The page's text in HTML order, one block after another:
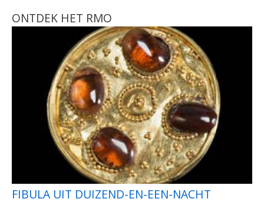
ONTDEK HET RMO
FIBULA UIT DUIZEND-EN-EEN-NACHT